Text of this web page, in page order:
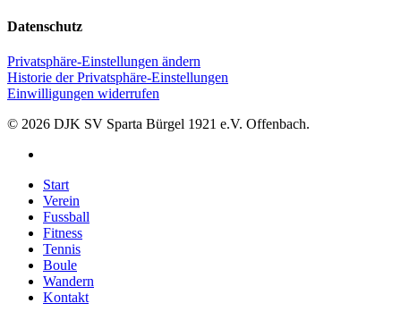
Datenschutz
Privatsphäre-Einstellungen ändern
Historie der Privatsphäre-Einstellungen
Einwilligungen widerrufen
© 2026 DJK SV Sparta Bürgel 1921 e.V. Offenbach.
Close
Menu
Start
Verein
Fussball
Fitness
Tennis
Boule
Wandern
Kontakt